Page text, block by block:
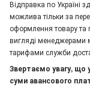
Відправка по Україні
можлива тільки за
оформлення товару та
вигляді менеджерами
тарифами служби
Звертаємо увагу, що
суми авансового